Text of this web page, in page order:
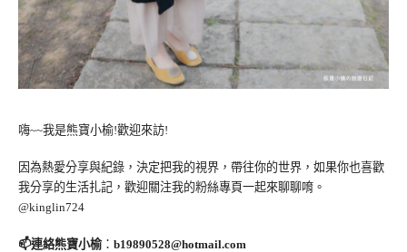
嗨~~我是熊寶小榆!歡迎來訪!
因為熱愛分享與紀錄，決定把我的視界，帶往你的世界，如果你也喜歡
我分享的生活扎記，歡迎關注我的粉絲專頁一起來聊聊唷。
@kinglin724
📫連絡熊寶小榆： b19890528@hotmail.com